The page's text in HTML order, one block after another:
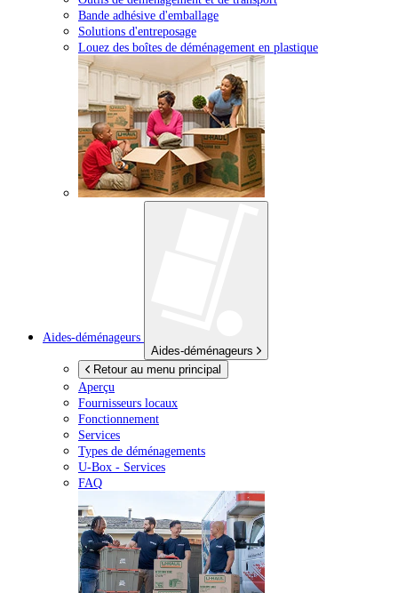
Bande adhésive d'emballage
Solutions d'entreposage
Louez des boîtes de déménagement en plastique
Aides-déménageurs
Aides-déménageurs
Retour au menu principal
Aperçu
Fournisseurs locaux
Fonctionnement
Services
Types de déménagements
U-Box - Services
FAQ